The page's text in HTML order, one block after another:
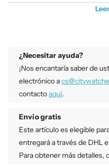
¿Necesitar ayuda?
¡Nos encantaría saber de
electrónico a
contactoaquí.
Envío gratis
Este artículo es elegible
entregará a través de DHL
Para obtener más detalles,